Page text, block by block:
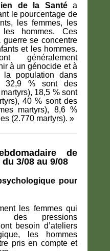
de la Santé a
le pourcentage de
les femmes, les
hommes. Ces
se concentre
et les hommes.
généralement
à un génocide et à
la population dans
32,9 % sont des
18,5 % sont
40 % sont des
martyrs), 8,6 %
(2.770 martyrs). »
de
du 3/08 au 9/08
pour
les femmes qui
des pressions
besoin d’ateliers
les hommes
pris en compte et